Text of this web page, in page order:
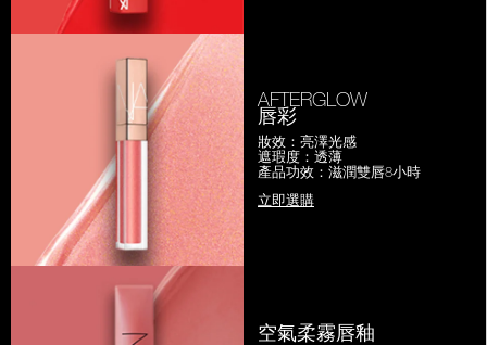
AFTERGLOW
唇彩
妝效：亮澤光感
遮瑕度：透薄
產品功效：滋潤雙唇8小時
立即選購
空氣柔霧唇釉